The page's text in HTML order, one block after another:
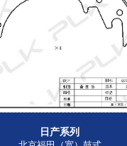
日产系列